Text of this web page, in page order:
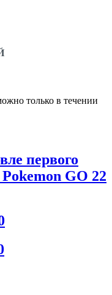
только в течении
первого
GO 22